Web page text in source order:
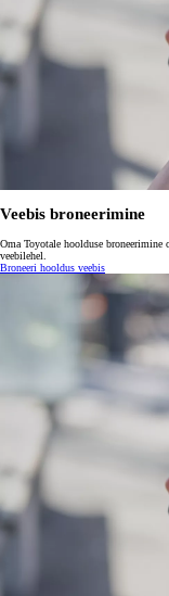
Veebis broneerimine
Oma Toyotale hoolduse
veebilehel.
Broneeri hooldus veebis